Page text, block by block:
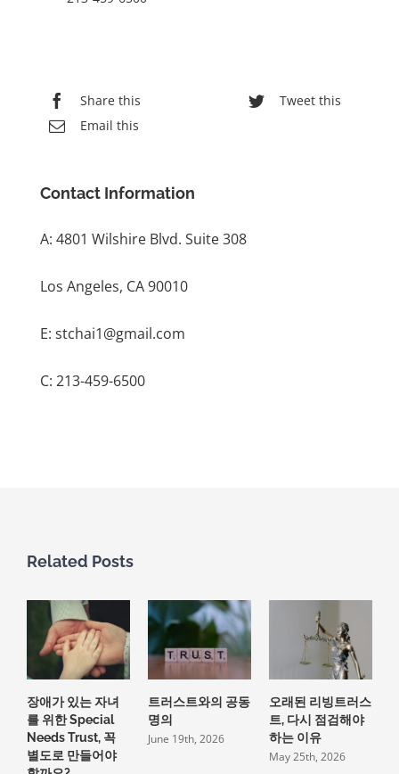
Share this
Tweet this
Email this
Contact Information
A: 4801 Wilshire Blvd. Suite 308
Los Angeles, CA 90010
E: stchai1@gmail.com
C: 213-459-6500
Related Posts
장애가 있는 자녀
를 위한 Special
Needs Trust, 꼭
별도로 만들어야
트러스트와의 공동
명의
June 19th, 2026
오래된 리빙트러스
트, 다시 점검해야
하는 이유
May 25th, 2026